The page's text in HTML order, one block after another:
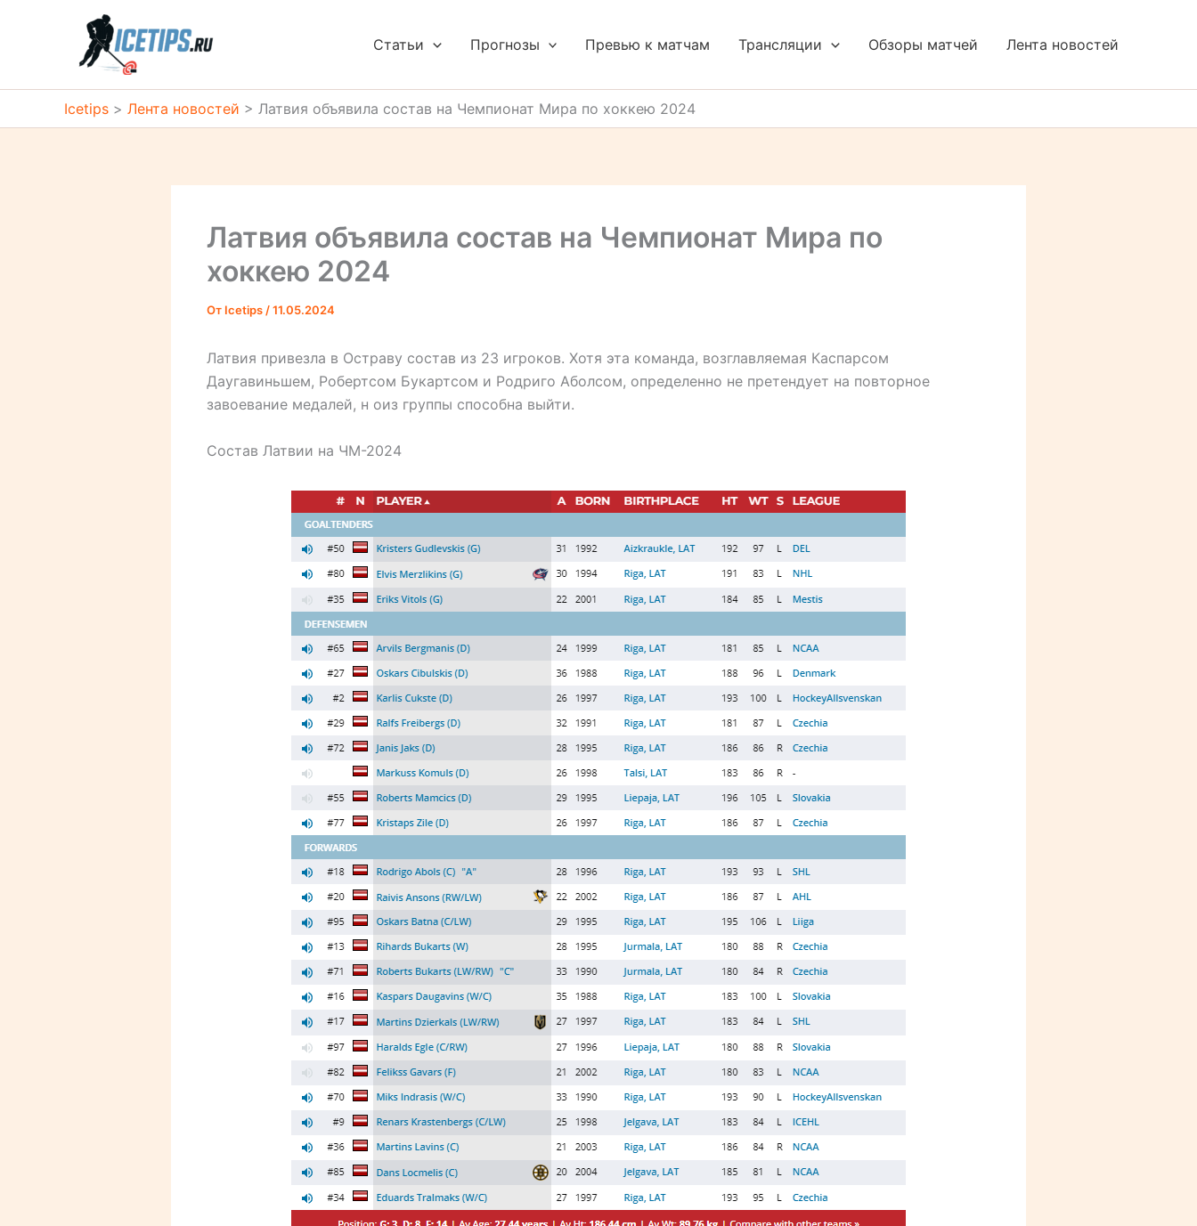
содержимому
Статьи Прогнозы Превью к матчам Трансляции Обзоры матчей Лента новостей
Icetips > Лента новостей > Латвия объявила состав на Чемпионат Мира по хоккею 2024
Латвия объявила состав на Чемпионат Мира по
хоккею 2024
От Icetips /11.05.2024
Латвия привезла в Остраву состав из 23 игроков. Хотя эта команда, возглавляемая Каспарсом
Даугавиньшем, Робертсом Букартсом и Родриго Аболсом, определенно не претендует на повторное
завоевание медалей, н оиз группы способна выйти.
Состав Латвии на ЧМ-2024